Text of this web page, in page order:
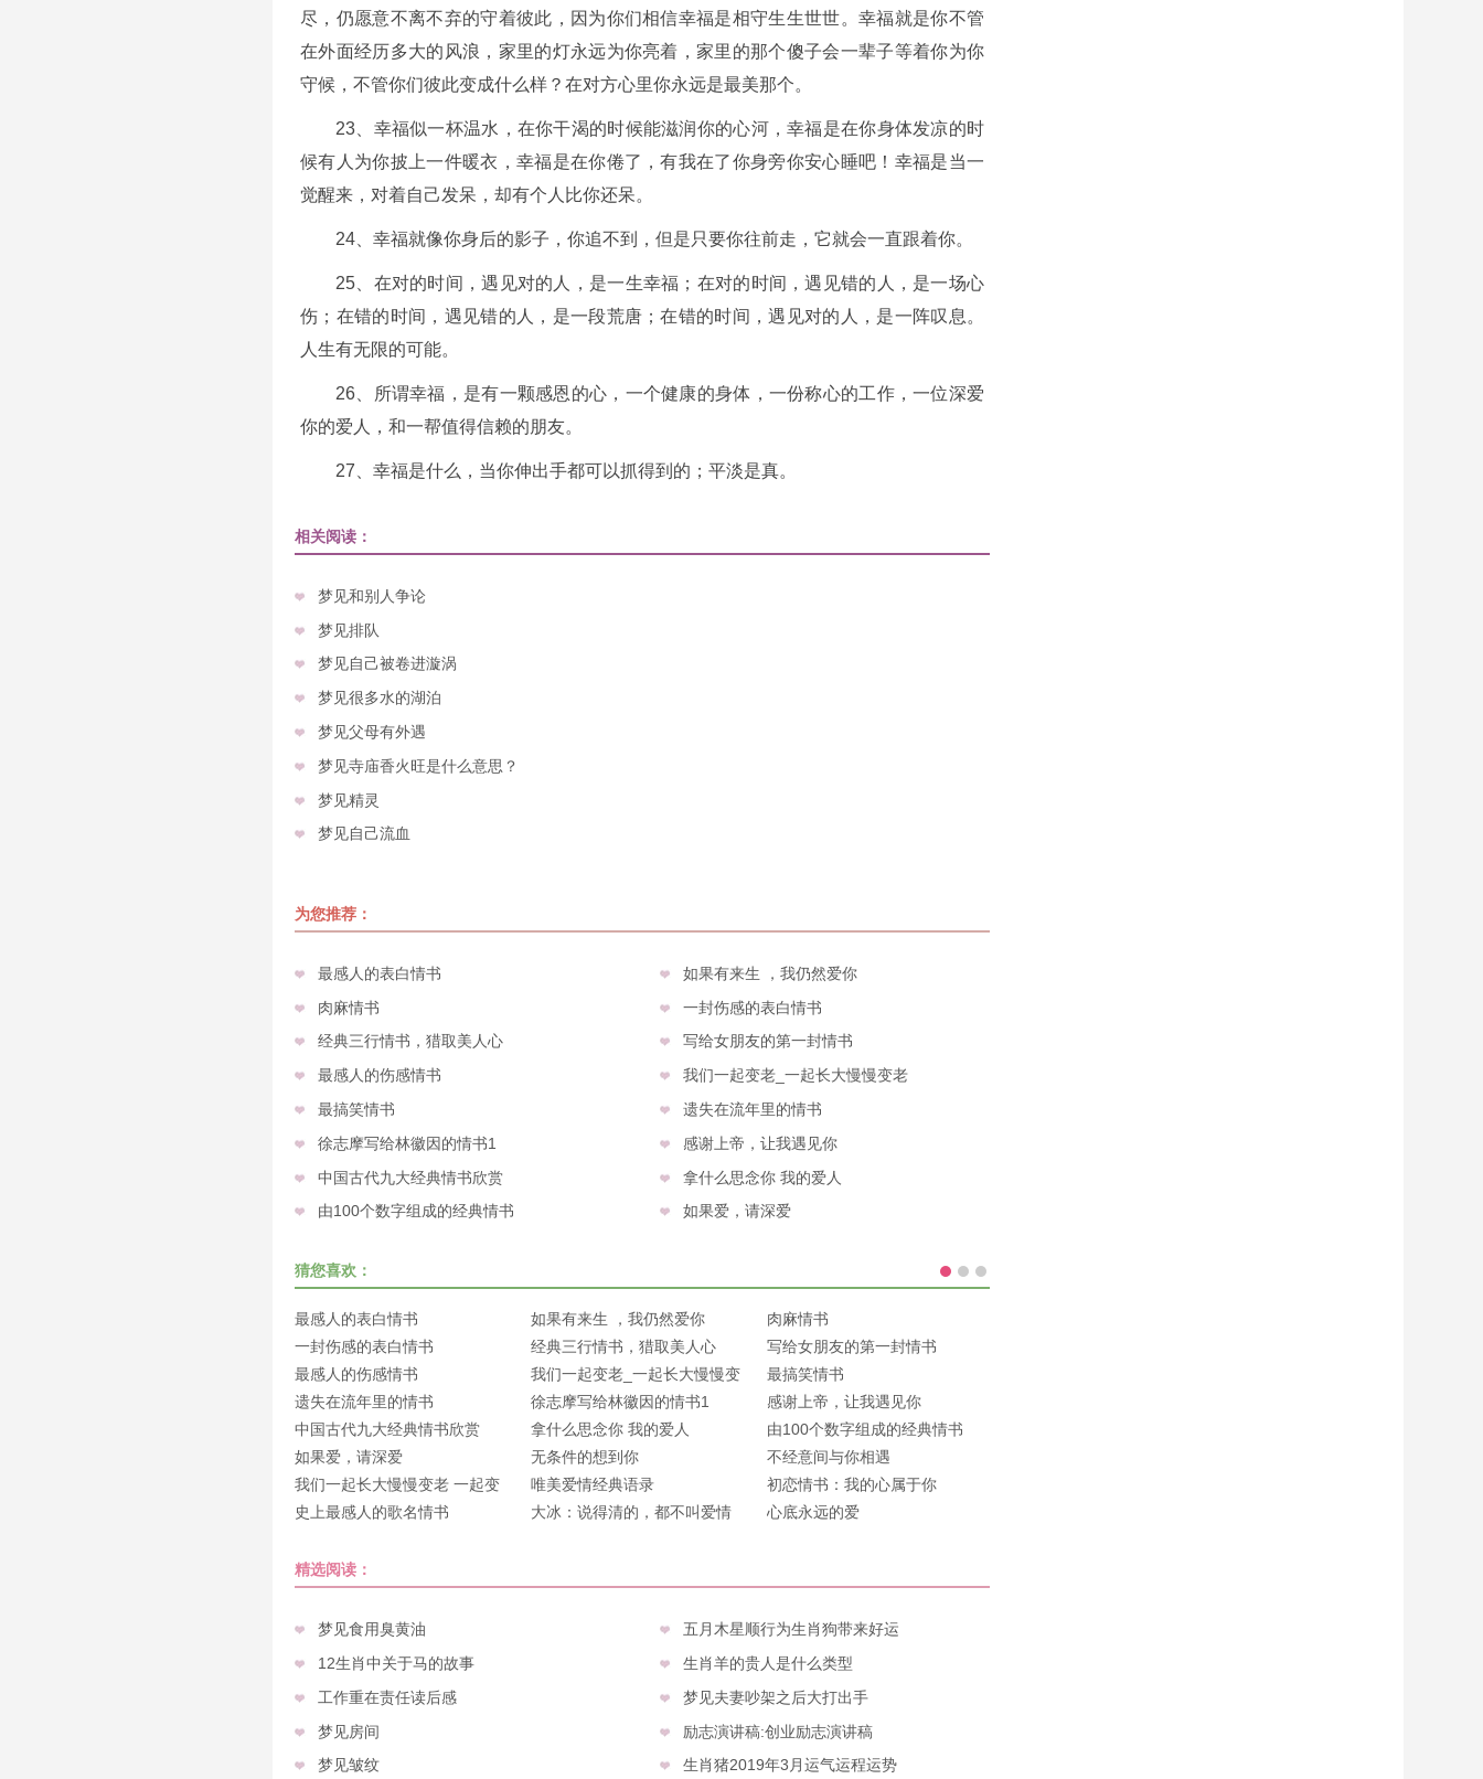
尽，仍愿意不离不弃的守着彼此，因为你们相信幸福是相守生生世世。幸福就是你不管
在外面经历多大的风浪，家里的灯永远为你亮着，家里的那个傻子会一辈子等着你为你
守候，不管你们彼此变成什么样？在对方心里你永远是最美那个。
23、幸福似一杯温水，在你干渴的时候能滋润你的心河，幸福是在你身体发凉的时
候有人为你披上一件暖衣，幸福是在你倦了，有我在了你身旁你安心睡吧！幸福是当一
觉醒来，对着自己发呆，却有个人比你还呆。
24、幸福就像你身后的影子，你追不到，但是只要你往前走，它就会一直跟着你。
25、在对的时间，遇见对的人，是一生幸福；在对的时间，遇见错的人，是一场心
伤；在错的时间，遇见错的人，是一段荒唐；在错的时间，遇见对的人，是一阵叹息。
人生有无限的可能。
26、所谓幸福，是有一颗感恩的心，一个健康的身体，一份称心的工作，一位深爱
你的爱人，和一帮值得信赖的朋友。
27、幸福是什么，当你伸出手都可以抓得到的；平淡是真。
相关阅读：
梦见和别人争论
梦见排队
梦见自己被卷进漩涡
梦见很多水的湖泊
梦见父母有外遇
梦见寺庙香火旺是什么意思？
梦见精灵
梦见自己流血
为您推荐：
最感人的表白情书
如果有来生 ，我仍然爱你
肉麻情书
一封伤感的表白情书
经典三行情书，猎取美人心
写给女朋友的第一封情书
最感人的伤感情书
我们一起变老_一起长大慢慢变老
最搞笑情书
遗失在流年里的情书
徐志摩写给林徽因的情书1
感谢上帝，让我遇见你
中国古代九大经典情书欣赏
拿什么思念你 我的爱人
由100个数字组成的经典情书
如果爱，请深爱
猜您喜欢：
最感人的表白情书 如果有来生 ，我仍然爱你
肉麻情书
一封伤感的表白情书
经典三行情书，猎取美人心
写给女朋友的第一封情书
最感人的伤感情书
我们一起变老_一起长大慢慢变
老
最搞笑情书
遗失在流年里的情书
徐志摩写给林徽因的情书1
感谢上帝，让我遇见你
中国古代九大经典情书欣赏
拿什么思念你 我的爱人
由100个数字组成的经典情书
如果爱，请深爱
无条件的想到你
不经意间与你相遇
我们一起长大慢慢变老 一起变
老
唯美爱情经典语录
初恋情书：我的心属于你
史上最感人的歌名情书
大冰：说得清的，都不叫爱情 心底永远的爱
精选阅读：
梦见食用臭黄油
五月木星顺行为生肖狗带来好运
12生肖中关于马的故事
生肖羊的贵人是什么类型
工作重在责任读后感
梦见夫妻吵架之后大打出手
梦见房间
励志演讲稿:创业励志演讲稿
梦见皱纹
生肖猪2019年3月运气运程运势